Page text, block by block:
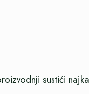
sustići